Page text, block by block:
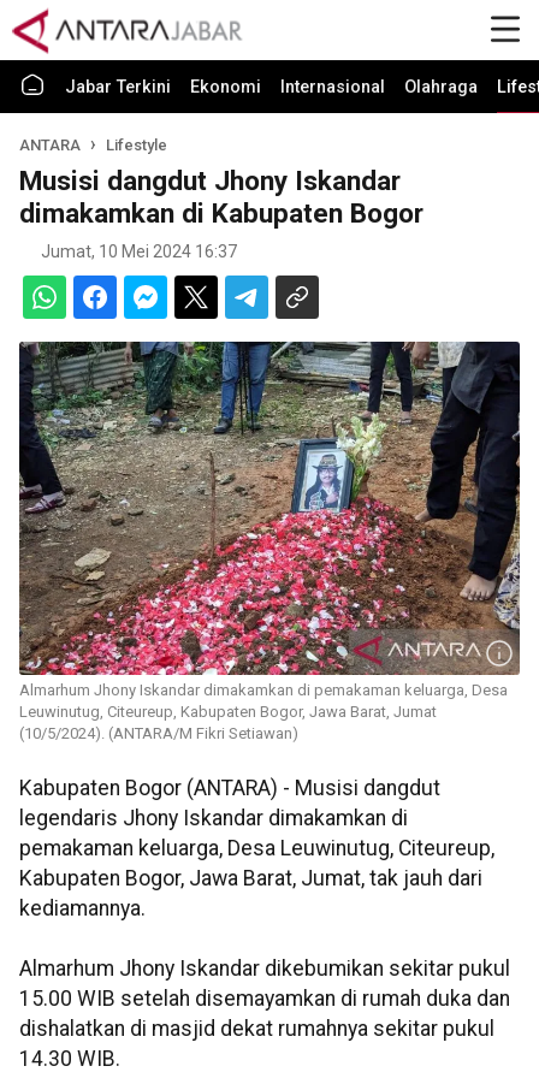
Jabar Terkini Ekonomi Internasional Olahraga
ANTARA Lifestyle
Musisi dangdut Jhony Iskandar
dimakamkan di Kabupaten Bogor
Jumat, 10 Mei 2024 16:37
Almarhum Jhony Iskandar dimakamkan di pemakaman keluarga, Desa
Leuwinutug, Citeureup, Kabupaten Bogor, Jawa Barat, Jumat
(10/5/2024). (ANTARA/M Fikri Setiawan)
Kabupaten Bogor (ANTARA) - Musisi dangdut
legendaris Jhony Iskandar dimakamkan di
pemakaman keluarga, Desa Leuwinutug, Citeureup,
Kabupaten Bogor, Jawa Barat, Jumat, tak jauh dari
kediamannya.
Almarhum Jhony Iskandar dikebumikan sekitar pukul
15.00 WIB setelah disemayamkan di rumah duka dan
dishalatkan di masjid dekat rumahnya sekitar pukul
14.30 WIB.